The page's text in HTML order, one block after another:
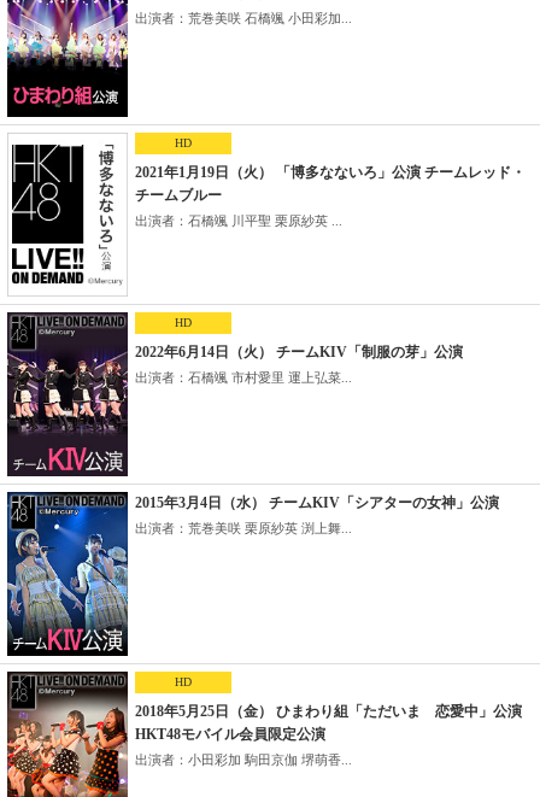
出演者：荒巻美咲 石橋颯 小田彩加...
HD
2021年1月19日（火） 「博多なないろ」公演 チームレッド・
チームブルー
出演者：石橋颯 川平聖 栗原紗英 ...
HD
2022年6月14日（火） チームKIV「制服の芽」公演
出演者：石橋颯 市村愛里 運上弘菜...
2015年3月4日（水） チームKIV「シアターの女神」公演
出演者：荒巻美咲 栗原紗英 渕上舞...
HD
2018年5月25日（金） ひまわり組「ただいま 恋愛中」公演
HKT48モバイル会員限定公演
出演者：小田彩加 駒田京伽 堺萌香...